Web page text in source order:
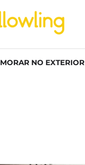
MORAR NO EXTERIOR